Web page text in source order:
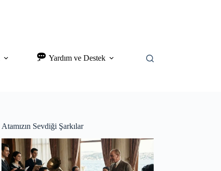
Yardım ve Destek
Atamızın Sevdiği Şarkılar